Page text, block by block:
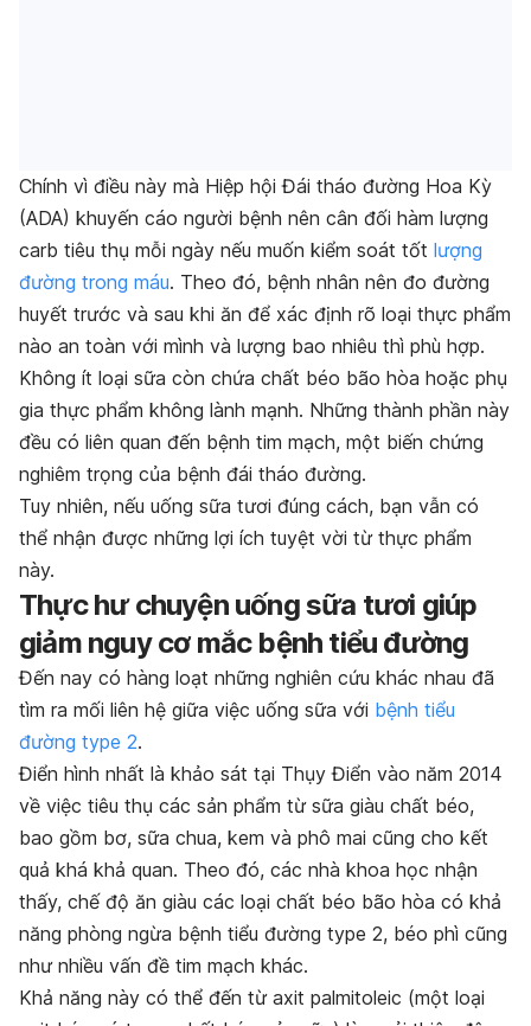
Chính vì điều này mà Hiệp hội Đái tháo đường Hoa Kỳ
(ADA) khuyến cáo người bệnh nên cân đối hàm lượng
carb tiêu thụ mỗi ngày nếu muốn kiểm soát tốt lượng
đường trong máu. Theo đó, bệnh nhân nên đo đường
huyết trước và sau khi ăn để xác định rõ loại thực phẩm
nào an toàn với mình và lượng bao nhiêu thì phù hợp.
Không ít loại sữa còn chứa chất béo bão hòa hoặc phụ
gia thực phẩm không lành mạnh. Những thành phần này
đều có liên quan đến bệnh tim mạch, một biến chứng
nghiêm trọng của bệnh đái tháo đường.
Tuy nhiên, nếu uống sữa tươi đúng cách, bạn vẫn có
thể nhận được những lợi ích tuyệt vời từ thực phẩm
này.
Thực hư chuyện uống sữa tươi giúp
giảm nguy cơ mắc bệnh tiểu đường
Đến nay có hàng loạt những nghiên cứu khác nhau đã
tìm ra mối liên hệ giữa việc uống sữa với bệnh tiểu
đường type 2.
Điển hình nhất là khảo sát tại Thụy Điển vào năm 2014
về việc tiêu thụ các sản phẩm từ sữa giàu chất béo,
bao gồm bơ, sữa chua, kem và phô mai cũng cho kết
quả khá khả quan. Theo đó, các nhà khoa học nhận
thấy, chế độ ăn giàu các loại chất béo bão hòa có khả
năng phòng ngừa bệnh tiểu đường type 2, béo phì cũng
như nhiều vấn đề tim mạch khác.
Khả năng này có thể đến từ axit palmitoleic (một loại